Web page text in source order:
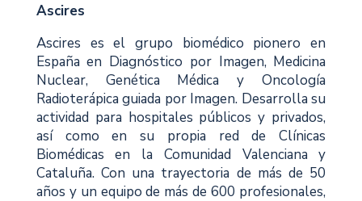
Ascires
Ascires es el grupo biomédico pionero en
España en Diagnóstico por Imagen, Medicina
Nuclear, Genética Médica y Oncología
Radioterápica guiada por Imagen. Desarrolla su
actividad para hospitales públicos y privados,
así como en su propia red de Clínicas
Biomédicas en la Comunidad Valenciana y
Cataluña. Con una trayectoria de más de 50
años y un equipo de más de 600 profesionales,